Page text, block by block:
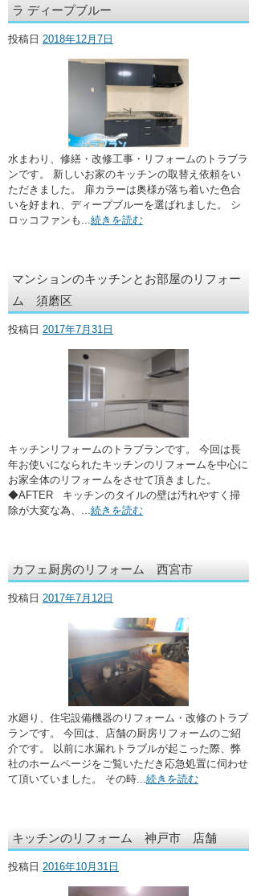
ラ ディープブルー
投稿日 2018年12月7日
水まわり、修繕・改修工事・リフォームのトラブラ
ンです。 新しいお家のキッチンの取替え依頼をい
ただきました。 扉カラーは奥様が落ち着いた色合
いを好まれ、ディープブルーを選ばれました。 シ
ロッコファンも...続きを読む
マンションのキッチンとお部屋のリフォー
ム 須磨区
投稿日 2017年7月31日
キッチンリフォームのトラブランです。 今回は長
年お使いになられたキッチンのリフォームを中心に
お家全体のリフォームをさせて頂きました。
◆AFTER キッチンのタイルの壁は汚れやすく掃
除が大変な為、...続きを読む
カフェ厨房のリフォーム 西宮市
投稿日 2017年7月12日
水廻り、住宅設備機器のリフォーム・改修のトラブ
ランです。 今回は、店舗の厨房リフォームのご紹
介です。 以前に水漏れトラブルが起こった際、弊
社のホームページをご覧いただき応急処置に伺わせ
て頂いていました。 その時...続きを読む
キッチンのリフォーム 神戸市 店舗
投稿日 2016年10月31日